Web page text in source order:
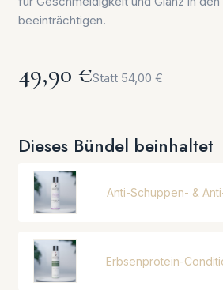
beeinträchtigen.
49,90 €Statt 54,00 €
Dieses Bündel beinhaltet
Anti-Schuppen- &
Erbsenprotein-